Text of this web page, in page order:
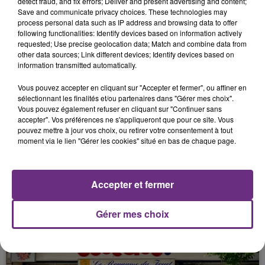
matin.
FIL D'ACTUS
LA CENTRALE NUCLÉAIRE DE CHOOZ
TOUJOURS À L'ARRÊT
nucléaire ardennaise est à l'arrêt. Une situation
justifiée par la sécheresse intense qui est toujours
Save and communicate privacy choices. These technologies may
process personal data such as IP address and browsing data to offer
following functionalities: Identify devices based on information actively
requested; Use precise geolocation data; Match and combine data from
other data sources; Link different devices; Identify devices based on
information transmitted automatically.
Vous pouvez accepter en cliquant sur "Accepter et fermer", ou affiner en
sélectionnant les finalités et/ou partenaires dans "Gérer mes choix".
Vous pouvez également refuser en cliquant sur "Continuer sans
accepter". Vos préférences ne s'appliqueront que pour ce site. Vous
pouvez mettre à jour vos choix, ou retirer votre consentement à tout
moment via le lien "Gérer les cookies" situé en bas de chaque page.
Gérer mes choix
Accepter et fermer